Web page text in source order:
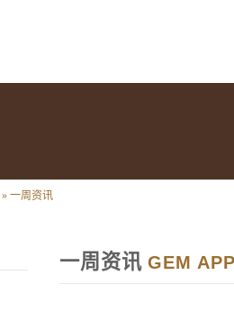
» 一周资讯
一周资讯 GEM